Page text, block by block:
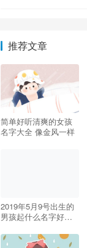
推荐文章
简单好听清爽的女孩
名字大全 像金风一样
2019年5月9号出生的
男孩起什么名字好